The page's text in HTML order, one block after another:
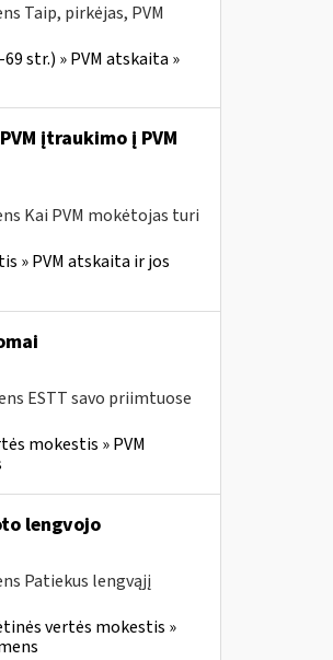
Taip, pirkėjas, PVM
str.) » PVM atskaita »
įtraukimo į PVM
Kai PVM mokėtojas turi
» PVM atskaita ir jos
ESTT savo priimtuose
mokestis » PVM
lengvojo
Patiekus lengvąjį
vertės mokestis »